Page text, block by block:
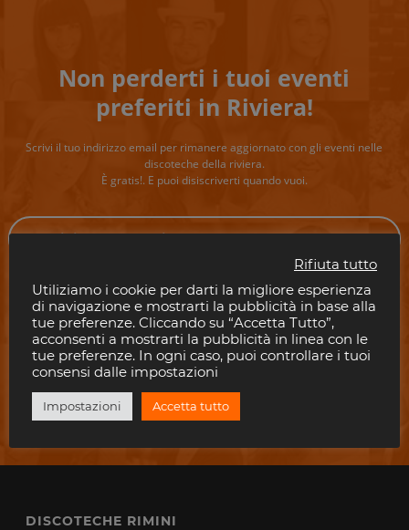
Non perderti i tuoi eventi
preferiti in Riviera!
Scrivi il tuo indirizzo email per rimanere aggiornato con gli eventi nelle
discoteche della riviera.
È gratis!. E puoi disiscriverti quando vuoi.
ISCRIVITI
Consenti a Riviera Disco di salvare la tua email.
DISCOTECHE RIMINI
Rifiuta tutto
Utiliziamo i cookie per darti la migliore esperienza
di navigazione e mostrarti la pubblicità in base alla
tue preferenze. Cliccando su “Accetta Tutto”,
acconsenti a mostrarti la pubblicità in linea con le
tue preferenze. In ogni caso, puoi controllare i tuoi
consensi dalle impostazioni
Impostazioni Accetta tutto